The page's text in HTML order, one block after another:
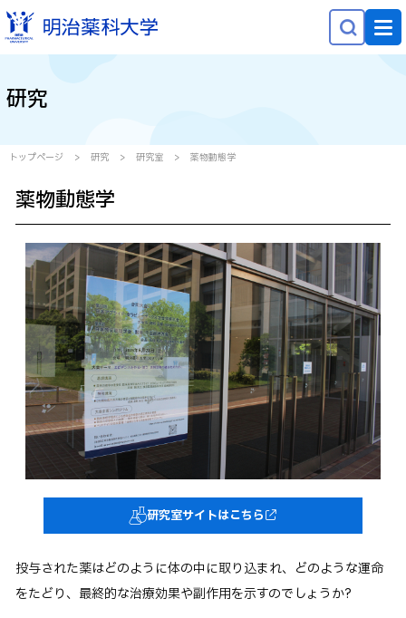
学部学科・大学院
学生生活
社会貢献
受験生の方へ
在学生の方へ
保護者等の方へ
卒業生の方へ
企業・一般の方へ
維持員の方へ
イベント 入試情報 お問い合わせ
研究
トップページ 研究 研究室 薬物動態学
薬物動態学
研究室サイトはこちら
投与された薬はどのように体の中に取り込まれ、どのような運命
をたどり、最終的な治療効果や副作用を示すのでしょうか?